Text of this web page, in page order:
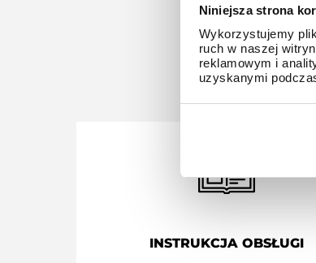
Niniejsza strona
Wykorzystujemy
ruch w naszej
reklamowym i
uzyskanymi
INSTRUKCJA OBSŁUGI